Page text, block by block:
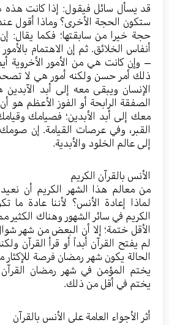
قد يسأل سائل فيقول: إذا كانت
ستكون الحجة الأخرى؟ وماذا أقول
حجة خيرا من سابقتها؛ فكما يقال:
أنفاس الخلائق. ثم إن الاهتمام بالأمور
– وإن كانت هي من الأمور الأخروية
ذلك أمر حسن ولكنه أمور هي لا
الإنسان ويبقى معه إلى أبد
الصفقة الرابحة أو الفوز الأعظم هو
معك إلى أبد الأبدين؛ فصيامك
القبر، وفي عرصات القيامة. إن
إلى عالم الخلود والأبدية.
الأنس بالقرآن الكريم
من معالم هذا الشهر الكريم أن نعيد
لماذا إعادة الأنس؟ لأننا عادة ما
الكريم في سائر الشهور وهناك الكثير
الأقل ختمة؛ إلا أن البعض من شهر
لم يفتح القرآن أبداً أو قرأ القرآن
الحالة يكون شهر رمضان فرصة للإكثار
يختم المؤمن في شهر رمضان
يختم في أقل من ذلك.
أثر الأجواء العامة على الأنس بالقرآن